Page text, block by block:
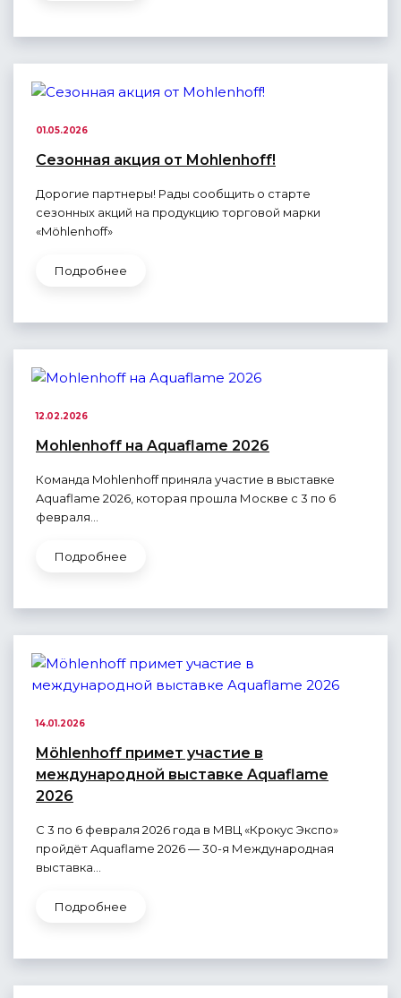
01.05.2026
Сезонная акция от Mohlenhoff!
Дорогие партнеры! Рады сообщить о старте
сезонных акций на продукцию торговой марки
«Möhlenhoff»
Подробнее
12.02.2026
Mohlenhoff на Aquaflame 2026
Команда Mohlenhoff приняла участие в выставке
Aquaflame 2026, которая прошла Москве с 3 по 6
февраля...
Подробнее
14.01.2026
Möhlenhoff примет участие в
международной выставке Aquaflame
2026
С 3 по 6 февраля 2026 года в МВЦ «Крокус Экспо»
пройдёт Aquaflame 2026 — 30-я Международная
выставка...
Подробнее